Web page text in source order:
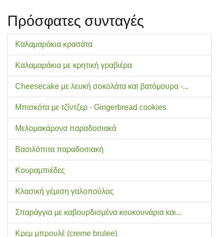
Πρόσφατες συνταγές
Καλαμαράκια κρασάτα
Καλαμαράκια με κρητική γραβιέρα
Cheesecake με λευκή σοκολάτα και βατόμουρα -...
Μπισκότα με τζίντζερ - Gingerbread cookies
Μελομακάρονα παραδοσιακά
Βασιλόπιτα παραδοσιακή
Κουραμπιέδες
Κλασική γέμιση γαλοπούλας
Σπαράγγια με καβουρδισμένα κουκουνάρια και...
Κρεμ μπρουλέ (creme brulee)